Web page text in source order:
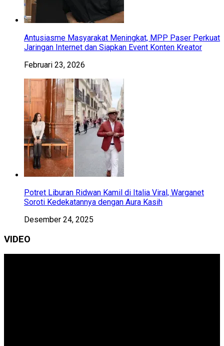
Antusiasme Masyarakat Meningkat, MPP Paser Perkuat
Jaringan Internet dan Siapkan Event Konten Kreator
Februari 23, 2026
Potret Liburan Ridwan Kamil di Italia Viral, Warganet
Soroti Kedekatannya dengan Aura Kasih
Desember 24, 2025
VIDEO